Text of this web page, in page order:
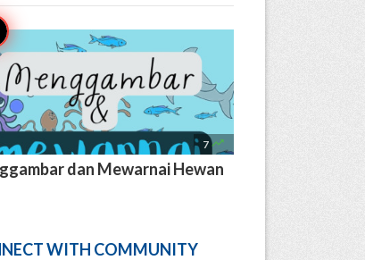
7 
dan Mewarnai Hewan
WITH COMMUNITY